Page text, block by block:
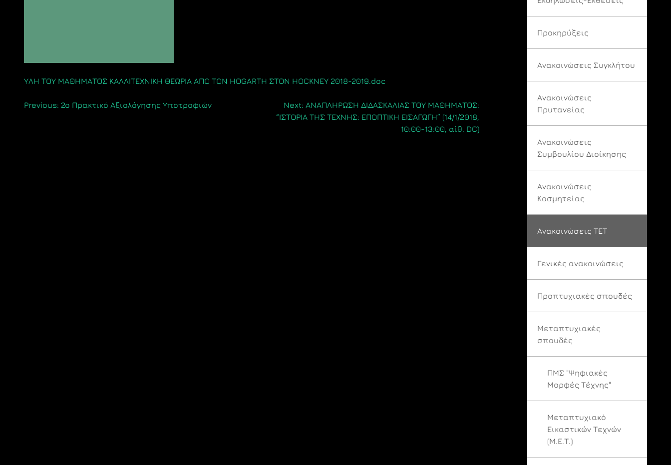
ΥΛΗ ΤΟΥ ΜΑΘΗΜΑΤΟΣ ΚΑΛΛΙΤΕΧΝΙΚΗ ΘΕΩΡΙΑ ΑΠΟ ΤΟΝ HOGARTH ΣΤΟΝ HOCKNEY 2018-2019.doc
Πλοήγηση
Previous: 2o Πρακτικό Αξιολόγησης Υποτροφιών Next: ΑΝΑΠΛΗΡΩΣΗ ΔΙΔΑΣΚΑΛΙΑΣ ΤΟΥ ΜΑΘΗΜΑΤΟΣ:
“ΙΣΤΟΡΙΑ ΤΗΣ ΤΕΧΝΗΣ: ΕΠΟΠΤΙΚΗ ΕΙΣΑΓΩΓΗ” (14/1/2018,
10:00-13:00, αίθ. DC)
Προκηρύξεις
Ανακοινώσεις Συγκλήτου
Ανακοινώσεις
Πρυτανείας
Ανακοινώσεις
Συμβουλίου Διοίκησης
Ανακοινώσεις
Κοσμητείας
Ανακοινώσεις ΤΕΤ
Γενικές ανακοινώσεις
Προπτυχιακές σπουδές
Μεταπτυχιακές
σπουδές
ΠΜΣ "Ψηφιακές
Μορφές Τέχνης"
Μεταπτυχιακό
Εικαστικών Τεχνών
(Μ.Ε.Τ.)